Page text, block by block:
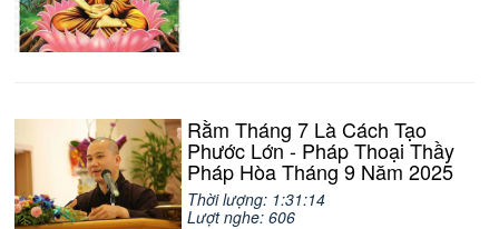
Rằm Tháng 7 Là Cách Tạo
Phước Lớn - Pháp Thoại Thầy
Pháp Hòa Tháng 9 Năm 2025
Thời lượng: 1:31:14
Lượt nghe: 606